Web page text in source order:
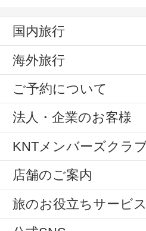
国内旅行
海外旅行
ご予約について
法人・企業のお客様
KNTメンバーズクラ
店舗のご案内
旅のお役立ちサービス